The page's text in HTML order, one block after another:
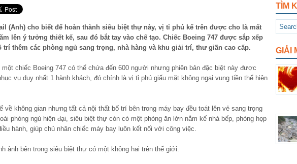
(Anh) cho biết để hoàn thành siêu biệt thự này, vị tỉ phú kể trên được cho là mất
lên ý tưởng thiết kế, sau đó bắt tay vào chế tạo. Chiếc Boeing 747 được sắp xếp
trí thêm các phòng ngủ sang trọng, nhà hàng và khu giải trí, thư giãn cao cấp.
chiếc Boeing 747 có thể chứa đến 600 người nhưng phiên bản đặc biệt này được
vụ duy nhất 1 hành khách, đó chính là vị tỉ phú giấu mặt không ngại vung tiền thể hiện
về không gian nhưng tất cả nội thất bố trí bên trong máy bay đều toát lên vẻ sang trọng
phòng ngủ hiện đại, siêu biệt thự còn có một phòng ăn lớn nằm kế nhà bếp, phòng họp
hành, giúp chủ nhân chiếc máy bay luôn kết nối với công việc.
ảnh bên trong siêu biệt thự có một không hai trên thế giới.
TÌM
GIẢI